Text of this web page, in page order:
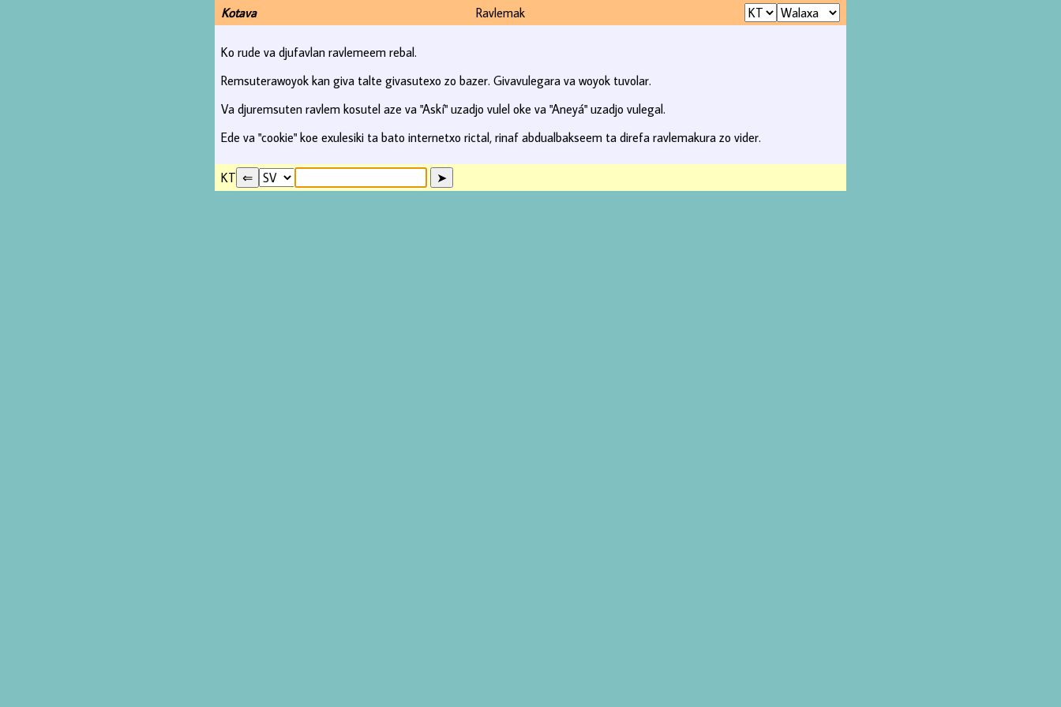
Kotava Ravlemak
Ko rude va djufavlan ravlemeem rebal.
Remsuterawoyok kan giva talte givasutexo zo bazer. Givavulegara va woyok tuvolar.
Va djuremsuten ravlem kosutel aze va "Askí" uzadjo vulel oke va "Aneyá" uzadjo vulegal.
Ede va "cookie" koe exulesiki ta bato internetxo rictal, rinaf abdualbakseem ta direfa ravlemakura zo vider.
KT